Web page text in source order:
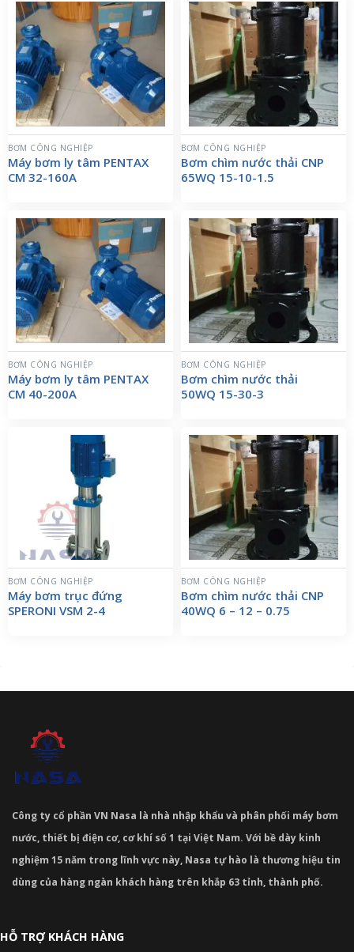
BƠM CÔNG NGHIỆP
Máy bơm ly tâm PENTAX
CM 32-160A
BƠM CÔNG NGHIỆP
Bơm chìm nước thải CNP
65WQ 15-10-1.5
BƠM CÔNG NGHIỆP
Máy bơm ly tâm PENTAX
CM 40-200A
BƠM CÔNG NGHIỆP
Bơm chìm nước thải
50WQ 15-30-3
BƠM CÔNG NGHIỆP
Máy bơm trục đứng
SPERONI VSM 2-4
BƠM CÔNG NGHIỆP
Bơm chìm nước thải CNP
40WQ 6 – 12 – 0.75
Công ty cổ phần VN Nasa là nhà nhập khẩu và phân phối máy bơm
nước, thiết bị điện cơ, cơ khí số 1 tại Việt Nam. Với bề dày kinh
nghiệm 15 năm trong lĩnh vực này, Nasa tự hào là thương hiệu tin
dùng của hàng ngàn khách hàng trên khắp 63 tỉnh, thành phố.
HỖ TRỢ KHÁCH HÀNG